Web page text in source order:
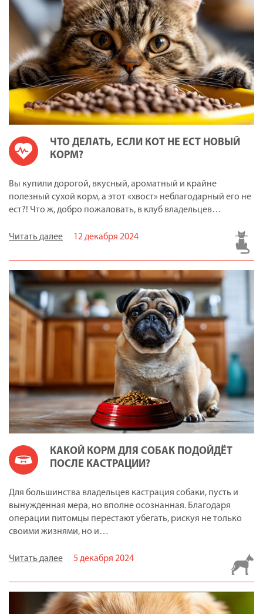
ЧТО ДЕЛАТЬ, ЕСЛИ КОТ НЕ ЕСТ НОВЫЙ
КОРМ?
Вы купили дорогой, вкусный, ароматный и крайне
полезный сухой корм, а этот «хвост» неблагодарный его не
ест?! Что ж, добро пожаловать, в клуб владельцев…
Читать далее 12 декабря 2024
КАКОЙ КОРМ ДЛЯ СОБАК ПОДОЙДЁТ
ПОСЛЕ КАСТРАЦИИ?
Для большинства владельцев кастрация собаки, пусть и
вынужденная мера, но вполне осознанная. Благодаря
операции питомцы перестают убегать, рискуя не только
своими жизнями, но и…
Читать далее 5 декабря 2024